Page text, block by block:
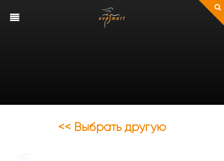
<< Выбрать другую